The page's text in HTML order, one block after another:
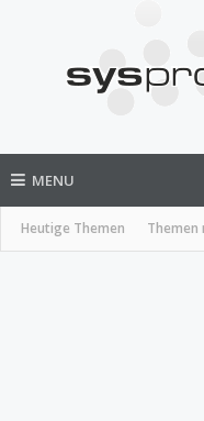
MENU
Heutige Themen Themen